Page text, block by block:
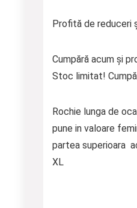
Profită de reduceri
Cumpără acum și
Stoc limitat!
Rochie lunga de
pune in valoare
partea superioara
XL